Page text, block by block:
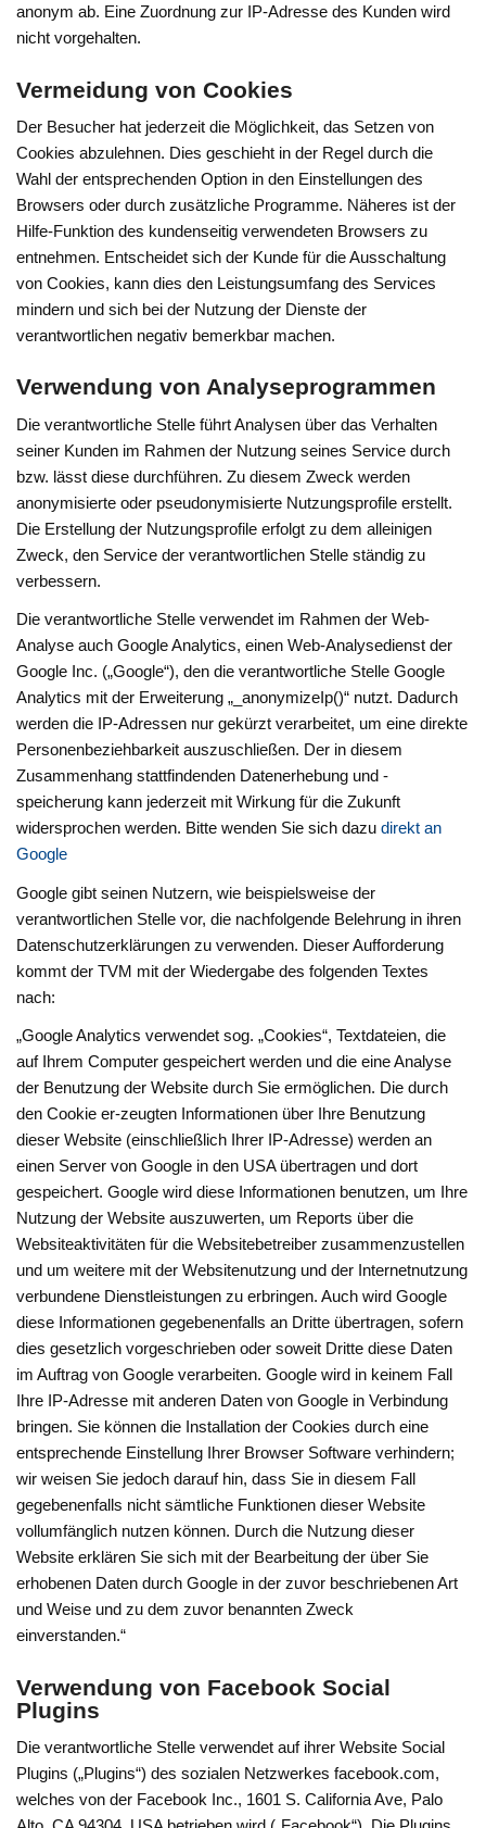
anonym ab. Eine Zuordnung zur IP-Adresse des Kunden wird
nicht vorgehalten.
Vermeidung von Cookies
Der Besucher hat jederzeit die Möglichkeit, das Setzen von
Cookies abzulehnen. Dies geschieht in der Regel durch die
Wahl der entsprechenden Option in den Einstellungen des
Browsers oder durch zusätzliche Programme. Näheres ist der
Hilfe-Funktion des kundenseitig verwendeten Browsers zu
entnehmen. Entscheidet sich der Kunde für die Ausschaltung
von Cookies, kann dies den Leistungsumfang des Services
mindern und sich bei der Nutzung der Dienste der
verantwortlichen negativ bemerkbar machen.
Verwendung von Analyseprogrammen
Die verantwortliche Stelle führt Analysen über das Verhalten
seiner Kunden im Rahmen der Nutzung seines Service durch
bzw. lässt diese durchführen. Zu diesem Zweck werden
anonymisierte oder pseudonymisierte Nutzungsprofile erstellt.
Die Erstellung der Nutzungsprofile erfolgt zu dem alleinigen
Zweck, den Service der verantwortlichen Stelle ständig zu
verbessern.
Die verantwortliche Stelle verwendet im Rahmen der Web-
Analyse auch Google Analytics, einen Web-Analysedienst der
Google Inc. („Google“), den die verantwortliche Stelle Google
Analytics mit der Erweiterung „_anonymizeIp()“ nutzt. Dadurch
werden die IP-Adressen nur gekürzt verarbeitet, um eine direkte
Personenbeziehbarkeit auszuschließen. Der in diesem
Zusammenhang stattfindenden Datenerhebung und -
speicherung kann jederzeit mit Wirkung für die Zukunft
widersprochen werden. Bitte wenden Sie sich dazudirekt an
Google
Google gibt seinen Nutzern, wie beispielsweise der
verantwortlichen Stelle vor, die nachfolgende Belehrung in ihren
Datenschutzerklärungen zu verwenden. Dieser Aufforderung
kommt der TVM mit der Wiedergabe des folgenden Textes
nach:
„Google Analytics verwendet sog. „Cookies“, Textdateien, die
auf Ihrem Computer gespeichert werden und die eine Analyse
der Benutzung der Website durch Sie ermöglichen. Die durch
den Cookie er-zeugten Informationen über Ihre Benutzung
dieser Website (einschließlich Ihrer IP-Adresse) werden an
einen Server von Google in den USA übertragen und dort
gespeichert. Google wird diese Informationen benutzen, um Ihre
Nutzung der Website auszuwerten, um Reports über die
Websiteaktivitäten für die Websitebetreiber zusammenzustellen
und um weitere mit der Websitenutzung und der Internetnutzung
verbundene Dienstleistungen zu erbringen. Auch wird Google
diese Informationen gegebenenfalls an Dritte übertragen, sofern
dies gesetzlich vorgeschrieben oder soweit Dritte diese Daten
im Auftrag von Google verarbeiten. Google wird in keinem Fall
Ihre IP-Adresse mit anderen Daten von Google in Verbindung
bringen. Sie können die Installation der Cookies durch eine
entsprechende Einstellung Ihrer Browser Software verhindern;
wir weisen Sie jedoch darauf hin, dass Sie in diesem Fall
gegebenenfalls nicht sämtliche Funktionen dieser Website
vollumfänglich nutzen können. Durch die Nutzung dieser
Website erklären Sie sich mit der Bearbeitung der über Sie
erhobenen Daten durch Google in der zuvor beschriebenen Art
und Weise und zu dem zuvor benannten Zweck
einverstanden.“
Verwendung von Facebook Social
Plugins
Die verantwortliche Stelle verwendet auf ihrer Website Social
Plugins („Plugins“) des sozialen Netzwerkes facebook.com,
welches von der Facebook Inc., 1601 S. California Ave, Palo